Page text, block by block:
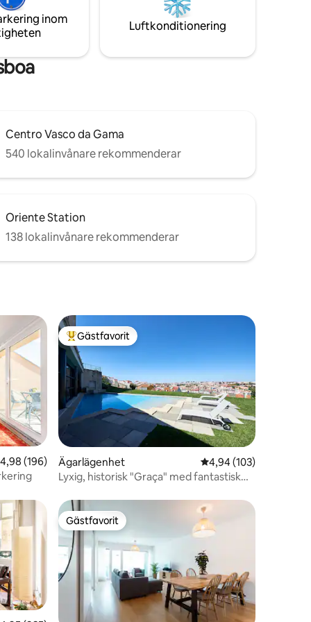
gott om naturligt ljus och en sydlig
orientering, vilket ger en mysig och ljus
inom
Luftkonditionering
Centro Vasco da Gama
540 lokalinvånare rekommenderar
Oriente Station
138 lokalinvånare rekommenderar
av 5 i genomsnittligt betyg, 196 omdömen
4,98 (196)
Populär gästfavorit
Gästfavorit
Ägarlägenhet 4,94 av 5 i
4,94 (103)
Lyxig, historisk "Graça" med fantastisk
Gästfavorit
Gästfavorit